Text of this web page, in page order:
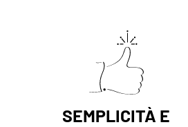
SEMPLICITÀ E